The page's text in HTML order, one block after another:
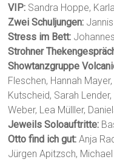
VIP: Sandra Hoppe,
Zwei Schuljungen:
Stress im Bett:
Strohner
Showtanzgruppe
Fleschen, Hannah
Kutscheid, Sarah
Weber, Lea Mülller,
Jeweils Soloauftritte:
Otto find ich gut:Anja
Jürgen Apitzsch,